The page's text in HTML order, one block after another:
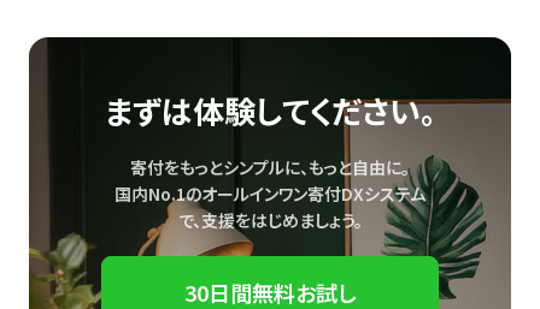
まずは体験してください。
寄付をもっとシンプルに、もっと自由に。
国内No.1のオールインワン寄付DXシステム
で、支援をはじめましょう。
30日間無料お試し